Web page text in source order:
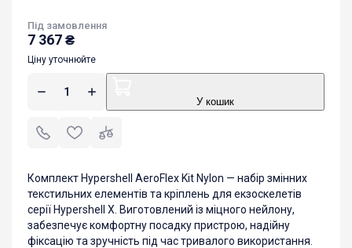
Під замовлення
7 367₴
Ціну уточнюйте
У кошик
Комплект Hypershell AeroFlex Kit Nylon — набір змінних
текстильних елементів та кріплень для екзоскелетів
серії Hypershell X. Виготовлений із міцного нейлону,
забезпечує комфортну посадку пристрою, надійну
фіксацію та зручність під час тривалого використання.